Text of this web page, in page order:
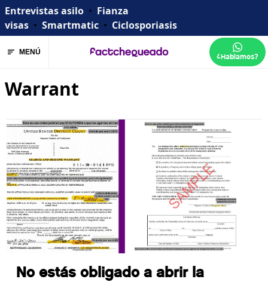
Entrevistas asilo • Fianza
visas • Smartmatic • Ciclosporiasis
MENÚ ¿Hablamos?
Warrant
No estás obligado a abrir la